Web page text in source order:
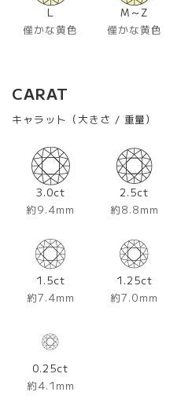
L
僅かな黄色
M～Z
僅かな黄色
CARAT
キャラット（大きさ / 重量）
3.0ct
約9.4mm
2.5ct
約8.8mm
1.5ct
約7.4mm
1.25ct
約7.0mm
0.25ct
約4.1mm